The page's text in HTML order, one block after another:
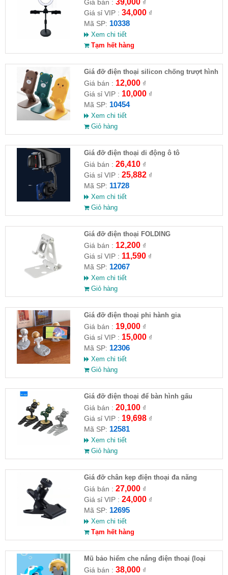
Giá bán : 39,000₫
Giá sỉ VIP : 34,000₫
Mã SP: 10338
Xem chi tiết
Tạm hết hàng
Giá đỡ điện thoại silicon chống trượt hình
thú
Giá bán : 12,000₫
Giá sỉ VIP : 10,000₫
Mã SP: 10454
Xem chi tiết
Giỏ hàng
Giá đỡ điện thoại di động ô tô
Giá bán : 26,410₫
Giá sỉ VIP : 25,882₫
Mã SP: 11728
Xem chi tiết
Giỏ hàng
Giá đỡ điện thoại FOLDING
Giá bán : 12,200₫
Giá sỉ VIP : 11,590₫
Mã SP: 12067
Xem chi tiết
Giỏ hàng
Giá đỡ điện thoại phi hành gia
Giá bán : 19,000₫
Giá sỉ VIP : 15,000₫
Mã SP: 12306
Xem chi tiết
Giỏ hàng
Giá đỡ điện thoại để bàn hình gấu
Giá bán : 20,100₫
Giá sỉ VIP : 19,698₫
Mã SP: 12581
Xem chi tiết
Giỏ hàng
Giá đỡ chân kẹp điện thoại đa năng
Giá bán : 27,000₫
Giá sỉ VIP : 24,000₫
Mã SP: 12695
Xem chi tiết
Tạm hết hàng
Mũ bảo hiểm che nắng điện thoại (loại
nhỏ)
Giá bán : 38,000₫